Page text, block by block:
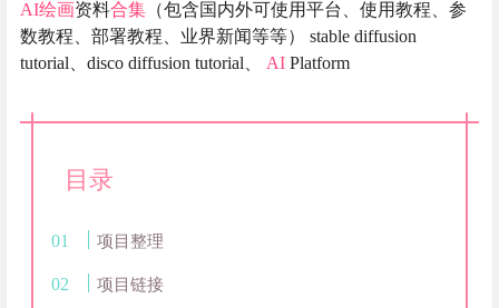
AI绘画资料合集 （包含国内外可使用平台、使用教程、参
数教程、部署教程、业界新闻等等） stable diffusion
tutorial、disco diffusion tutorial、 AI Platform
目录
项目整理
项目链接